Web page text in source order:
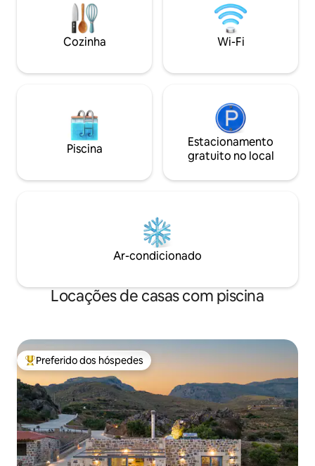
equipada com geladeira, forno, micro-
ondas e área de café. A propriedade
oferece uma grande piscina
compartilhada e uma piscina para bebês
construído em
size, cozinha
máquina
churrasqueira
Cozinha Wi-Fi
Piscina
Estacionamento
gratuito no local
Ar-condicionado
Locações de casas com piscina
Entre os melhores preferidos dos hóspedes
Preferido dos hóspedes